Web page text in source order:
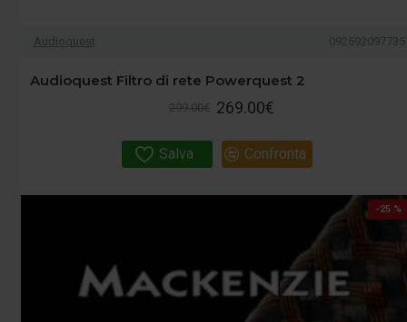
Audioquest 092592097735
Audioquest Filtro di rete Powerquest 2
269.00€
299.00€
Salva Confronta
-25 %